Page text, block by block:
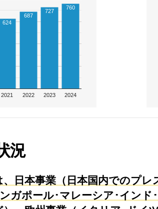
2021 2022 2023 2024
624
687
727
760
況
日本事業（日本国内でのプレ
ガポール･マレーシア･イン